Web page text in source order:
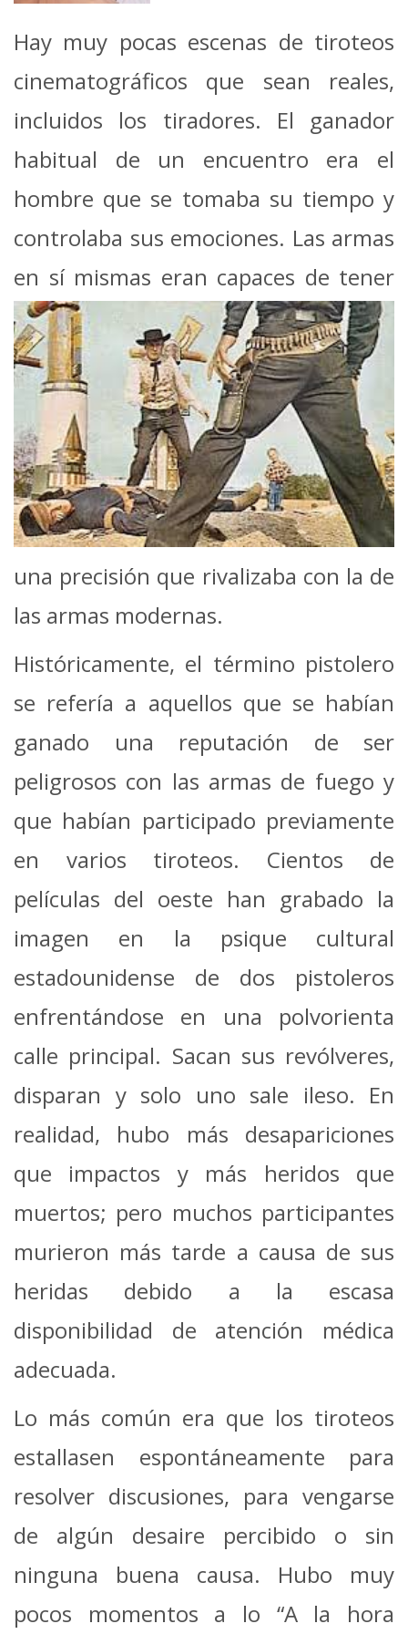
Hay muy pocas escenas de tiroteos
cinematográficos que sean reales,
incluidos los tiradores. El ganador
habitual de un encuentro era el
hombre que se tomaba su tiempo y
controlaba sus emociones. Las armas
en sí mismas eran capaces de tener
una precisión que rivalizaba con la de
las armas modernas.
Históricamente, el término pistolero
se refería a aquellos que se habían
ganado una reputación de ser
peligrosos con las armas de fuego y
que habían participado previamente
en varios tiroteos. Cientos de
películas del oeste han grabado la
imagen en la psique cultural
estadounidense de dos pistoleros
enfrentándose en una polvorienta
calle principal. Sacan sus revólveres,
disparan y solo uno sale ileso. En
realidad, hubo más desapariciones
que impactos y más heridos que
muertos; pero muchos participantes
murieron más tarde a causa de sus
heridas debido a la escasa
disponibilidad de atención médica
adecuada.
Lo más común era que los tiroteos
estallasen espontáneamente para
resolver discusiones, para vengarse
de algún desaire percibido o sin
ninguna buena causa. Hubo muy
pocos momentos a lo “A la hora